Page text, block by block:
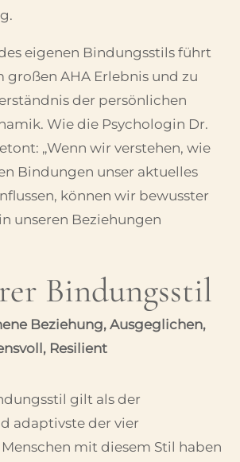
eigenen Bindungsstils führt
großen AHA Erlebnis und zu
der persönlichen
Wie die Psychologin Dr.
„Wenn wir verstehen, wie
Bindungen unser aktuelles
können wir bewusster
unseren Beziehungen
Bindungsstil
Beziehung, Ausgeglichen,
Resilient
gilt als der
adaptivste der vier
mit diesem Stil haben